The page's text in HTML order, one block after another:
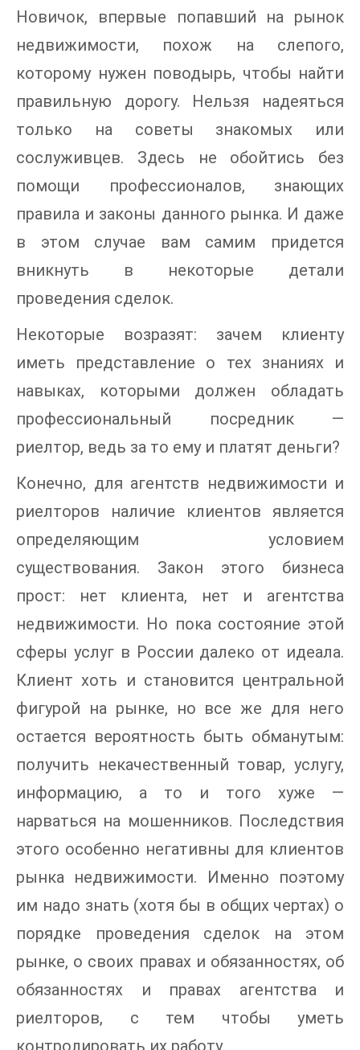
Новичок, впервые попавший на рынок
недвижимости, похож на слепого,
которому нужен поводырь, чтобы найти
правильную дорогу. Нельзя надеяться
только на советы знакомых или
сослуживцев. Здесь не обойтись без
помощи профессионалов, знающих
правила и законы данного рынка. И даже
в этом случае вам самим придется
вникнуть в некоторые детали
проведения сделок.
Некоторые возразят: зачем клиенту
иметь представление о тех знаниях и
навыках, которыми должен обладать
профессиональный посредник —
риелтор, ведь за то ему и платят деньги?
Конечно, для агентств недвижимости и
риелторов наличие клиентов является
определяющим условием
существования. Закон этого бизнеса
прост: нет клиента, нет и агентства
недвижимости. Но пока состояние этой
сферы услуг в России далеко от идеала.
Клиент хоть и становится центральной
фигурой на рынке, но все же для него
остается вероятность быть обманутым:
получить некачественный товар, услугу,
информацию, а то и того хуже —
нарваться на мошенников. Последствия
этого особенно негативны для клиентов
рынка недвижимости. Именно поэтому
им надо знать (хотя бы в общих чертах) о
порядке проведения сделок на этом
рынке, о своих правах и обязанностях, об
обязанностях и правах агентства и
риелторов, с тем чтобы уметь
контролировать их работу.